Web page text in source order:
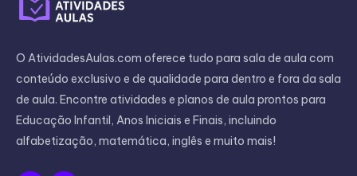
O AtividadesAulas.com oferece tudo para sala de aula com
conteúdo exclusivo e de qualidade para dentro e fora da sala
de aula. Encontre atividades e planos de aula prontos para
Educação Infantil, Anos Iniciais e Finais, incluindo
alfabetização, matemática, inglês e muito mais!